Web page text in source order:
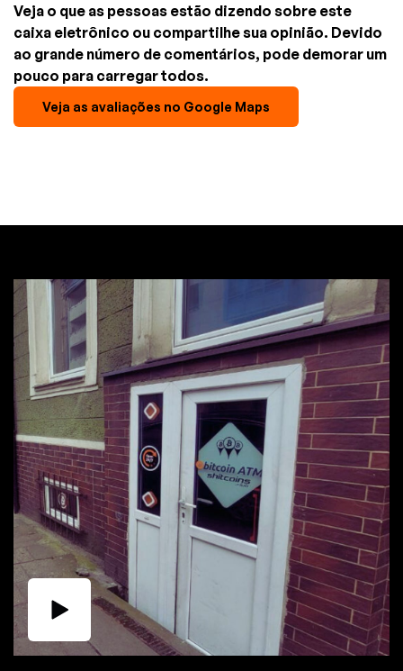
Veja o que as pessoas estão dizendo sobre este
caixa eletrônico ou compartilhe sua opinião. Devido
ao grande número de comentários, pode demorar um
pouco para carregar todos.
Veja as avaliações no Google Maps